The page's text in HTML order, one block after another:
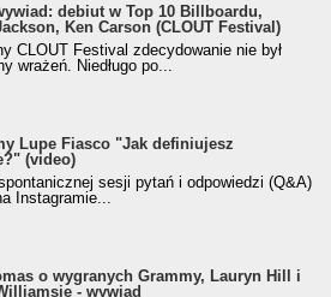
debiut w Top 10 Billboardu,
Ken Carson (CLOUT Festival)
CLOUT Festival zdecydowanie nie był
wrażeń. Niedługo po...
Lupe Fiasco "Jak definiujesz
(video)
sesji pytań i odpowiedzi (Q&A)
Instagramie...
o wygranych Grammy, Lauryn Hill i
- wywiad